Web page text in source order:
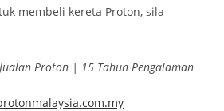
membeli kereta Proton, sila
Proton | 15 Tahun Pengalaman